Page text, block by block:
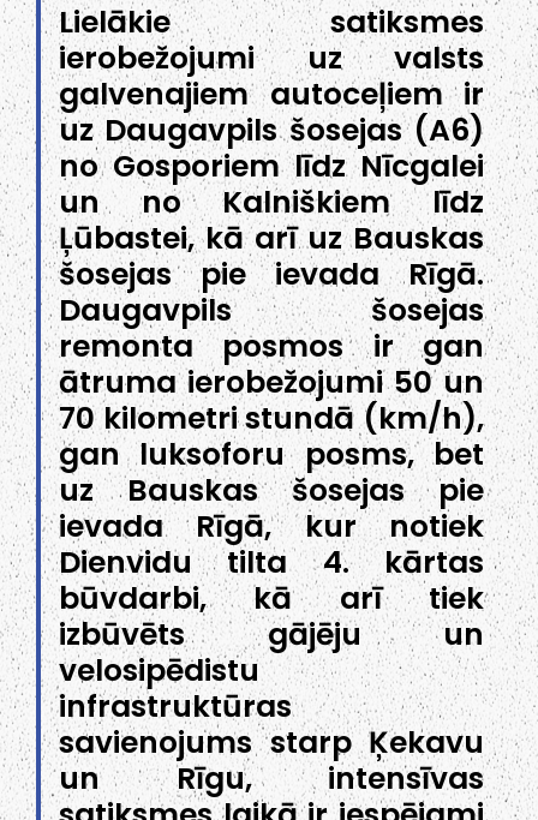
Lielākie satiksmes
ierobežojumi uz valsts
galvenajiem autoceļiem ir
uz Daugavpils šosejas (A6)
no Gosporiem līdz Nīcgalei
un no Kalniškiem līdz
Ļūbastei, kā arī uz Bauskas
šosejas pie ievada Rīgā.
Daugavpils šosejas
remonta posmos ir gan
ātruma ierobežojumi 50 un
70 kilometri stundā (km/h),
gan luksoforu posms, bet
uz Bauskas šosejas pie
ievada Rīgā, kur notiek
Dienvidu tilta 4. kārtas
būvdarbi, kā arī tiek
izbūvēts gājēju un
velosipēdistu
infrastruktūras
savienojums starp Ķekavu
un Rīgu, intensīvas